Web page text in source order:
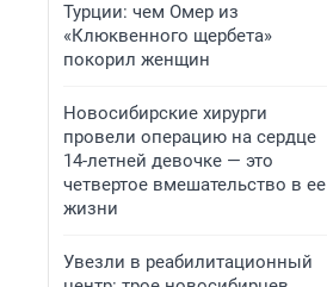
Турции: чем Омер из
«Клюквенного щербета»
покорил женщин
Новосибирские хирурги
провели операцию на сердце
14-летней девочке — это
четвертое вмешательство в ее
жизни
Увезли в реабилитационный